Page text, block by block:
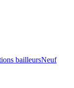
bailleursNeuf